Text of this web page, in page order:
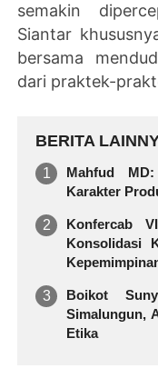
semakin
Siantar
bersama
dari praktek-
BERITA
Mahfud
Karakter
Konfercab
Konsolidasi
Boikot
Simalungun, Antara Disiplin, Politik, dan Krisis
Etika